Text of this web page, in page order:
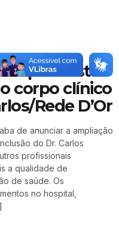
especialistas
corpo clínico
Rede D’Or
de anunciar a ampliação
do Dr. Carlos
profissionais
a qualidade de
de saúde. Os
no hospital,